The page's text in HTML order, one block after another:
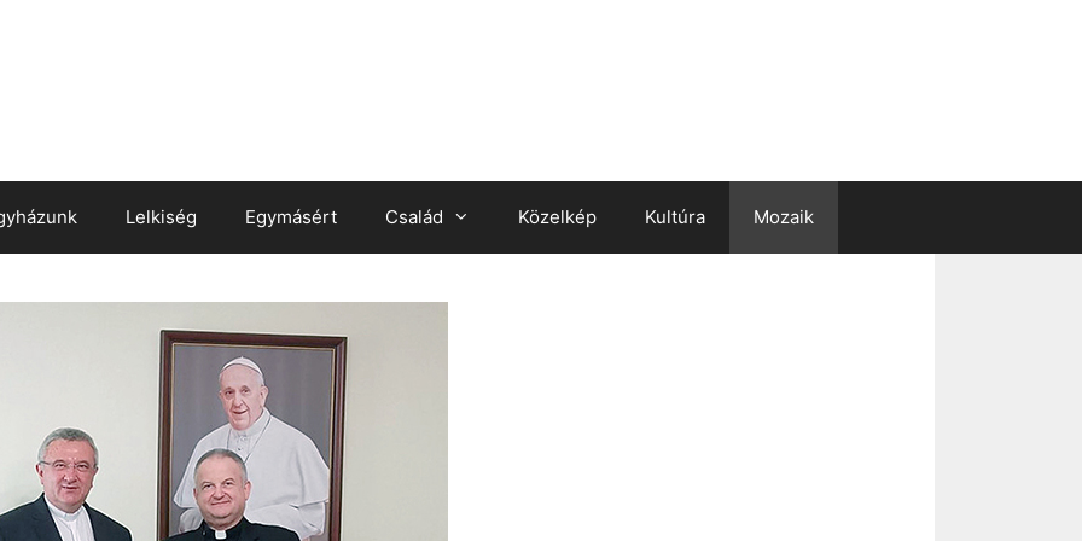
Lelkiség Egymásért Család Közelkép Kultúra Mozaik